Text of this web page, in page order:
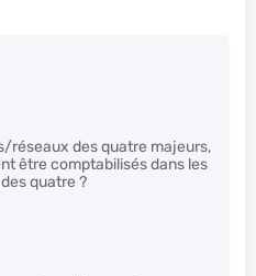
réseaux des quatre majeurs,
être comptabilisés dans les
quatre ?